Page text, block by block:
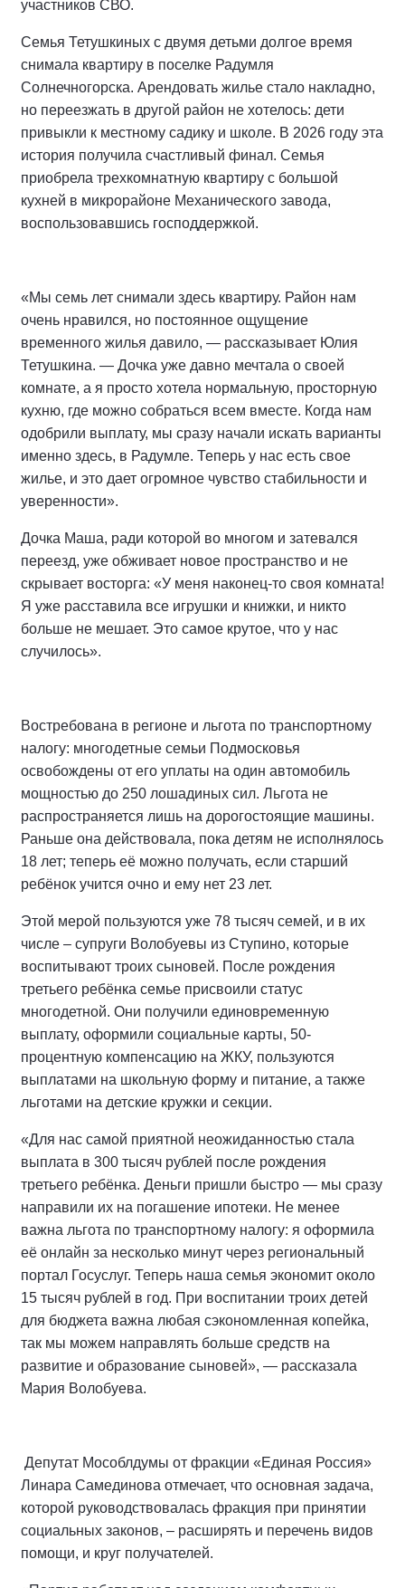
участников СВО.
Семья Тетушкиных с двумя детьми долгое время
снимала квартиру в поселке Радумля
Солнечногорска. Арендовать жилье стало накладно,
но переезжать в другой район не хотелось: дети
привыкли к местному садику и школе. В 2026 году эта
история получила счастливый финал. Семья
приобрела трехкомнатную квартиру с большой
кухней в микрорайоне Механического завода,
воспользовавшись господдержкой.
«Мы семь лет снимали здесь квартиру. Район нам
очень нравился, но постоянное ощущение
временного жилья давило, — рассказывает Юлия
Тетушкина. — Дочка уже давно мечтала о своей
комнате, а я просто хотела нормальную, просторную
кухню, где можно собраться всем вместе. Когда нам
одобрили выплату, мы сразу начали искать варианты
именно здесь, в Радумле. Теперь у нас есть свое
жилье, и это дает огромное чувство стабильности и
уверенности».
Дочка Маша, ради которой во многом и затевался
переезд, уже обживает новое пространство и не
скрывает восторга: «У меня наконец-то своя комната!
Я уже расставила все игрушки и книжки, и никто
больше не мешает. Это самое крутое, что у нас
случилось».
Востребована в регионе и льгота по транспортному
налогу: многодетные семьи Подмосковья
освобождены от его уплаты на один автомобиль
мощностью до 250 лошадиных сил. Льгота не
распространяется лишь на дорогостоящие машины.
Раньше она действовала, пока детям не исполнялось
18 лет; теперь её можно получать, если старший
ребёнок учится очно и ему нет 23 лет.
Этой мерой пользуются уже 78 тысяч семей, и в их
числе – супруги Волобуевы из Ступино, которые
воспитывают троих сыновей. После рождения
третьего ребёнка семье присвоили статус
многодетной. Они получили единовременную
выплату, оформили социальные карты, 50-
процентную компенсацию на ЖКУ, пользуются
выплатами на школьную форму и питание, а также
льготами на детские кружки и секции.
«Для нас самой приятной неожиданностью стала
выплата в 300 тысяч рублей после рождения
третьего ребёнка. Деньги пришли быстро — мы сразу
направили их на погашение ипотеки. Не менее
важна льгота по транспортному налогу: я оформила
её онлайн за несколько минут через региональный
портал Госуслуг. Теперь наша семья экономит около
15 тысяч рублей в год. При воспитании троих детей
для бюджета важна любая сэкономленная копейка,
так мы можем направлять больше средств на
развитие и образование сыновей», — рассказала
Мария Волобуева.
Депутат Мособлдумы от фракции «Единая Россия»
Линара Самединова отмечает, что основная задача,
которой руководствовалась фракция при принятии
социальных законов, – расширять и перечень видов
помощи, и круг получателей.